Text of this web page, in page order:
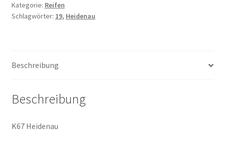
19
57T
Kategorie: Reifen
Schlagwörter: 19, Heidenau
Beschreibung
Beschreibung
K67 Heidenau